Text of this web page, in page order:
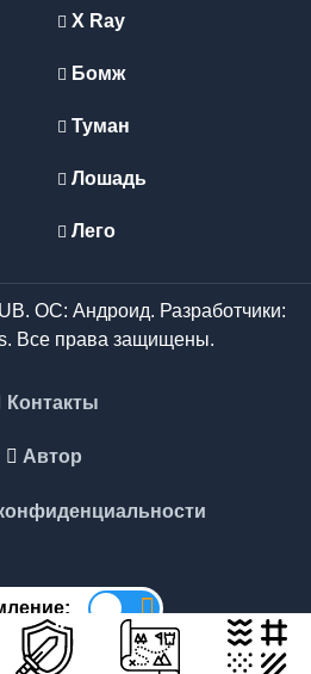
X Ray
Бомж
Туман
Лошадь
Лего
ОС: Андроид. Разработчики:
Все права защищены.
Контакты
Автор